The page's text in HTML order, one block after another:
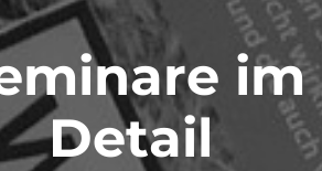
im
Detail